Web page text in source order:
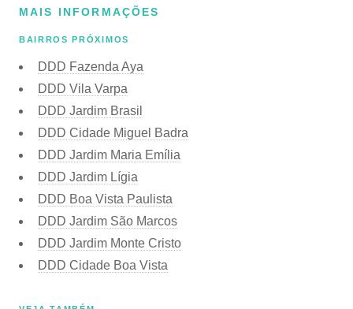
MAIS INFORMAÇÕES
BAIRROS PRÓXIMOS
DDD Fazenda Aya
DDD Vila Varpa
DDD Jardim Brasil
DDD Cidade Miguel Badra
DDD Jardim Maria Emília
DDD Jardim Lígia
DDD Boa Vista Paulista
DDD Jardim São Marcos
DDD Jardim Monte Cristo
DDD Cidade Boa Vista